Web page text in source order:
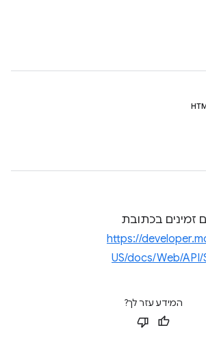
זמינים בכתובת
https://
US/docs/Web/
המידע עזר לך?